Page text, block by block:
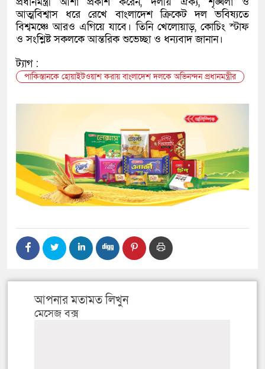
আত্মবিশ্বাস ধরে রেখে বাংলাদেশ ক্রিকেট দল ভবিষ্যতে
বিশ্বমঞ্চে আরও এগিয়ে যাবে। তিনি খেলোয়াড়, কোচিং স্টাফ
ও সংশ্লিষ্ট সকলকে আন্তরিক শুভেচ্ছা ও ধন্যবাদ জানান।
ট্যাগ :
পাকিস্তানকে হোয়াইটওয়াশ করায় বাংলাদেশ দলকে অভিনন্দন প্রধানমন্ত্রীর
আপনার মতামত লিখুন
মেসেজ বক্স